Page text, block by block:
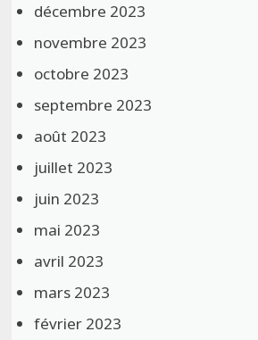
décembre 2023
novembre 2023
octobre 2023
septembre 2023
août 2023
juillet 2023
juin 2023
mai 2023
avril 2023
mars 2023
février 2023